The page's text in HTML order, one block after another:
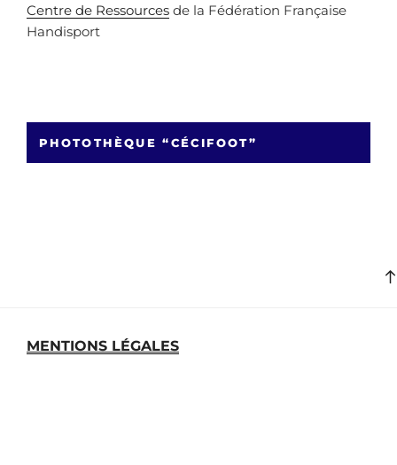
Centre de Ressources de la Fédération Française
Handisport
PHOTOTHÈQUE “CÉCIFOOT”
MENTIONS LÉGALES